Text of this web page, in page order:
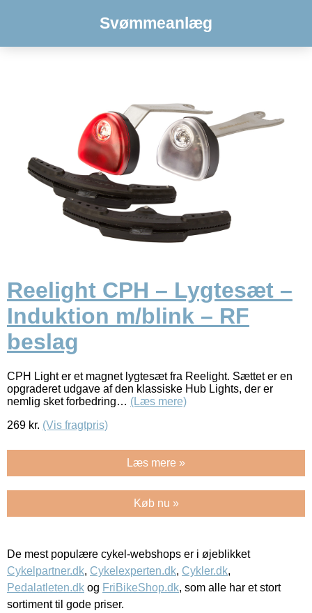
Svømmeanlæg
Reelight CPH – Lygtesæt –
Induktion m/blink – RF
beslag
CPH Light er et magnet lygtesæt fra Reelight. Sættet er en
opgraderet udgave af den klassiske Hub Lights, der er
nemlig sket forbedring… (Læs mere)
269 kr. (Vis fragtpris)
Læs mere »
Køb nu »
De mest populære cykel-webshops er i øjeblikket
Cykelpartner.dk, Cykelexperten.dk, Cykler.dk,
Pedalatleten.dk og FriBikeShop.dk, som alle har et stort
sortiment til gode priser.